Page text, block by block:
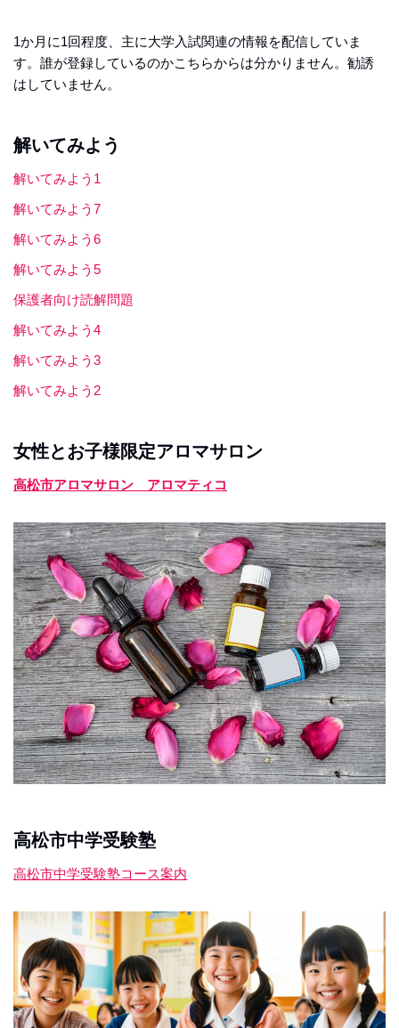
1か月に1回程度、主に大学入試関連の情報を配信していま
す。誰が登録しているのかこちらからは分かりません。勧誘
はしていません。
解いてみよう
解いてみよう1
解いてみよう7
解いてみよう6
解いてみよう5
保護者向け読解問題
解いてみよう4
解いてみよう3
解いてみよう2
女性とお子様限定アロマサロン
高松市アロマサロン アロマティコ
高松市中学受験塾
高松市中学受験塾コース案内